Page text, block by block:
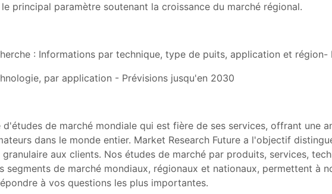
principal paramètre soutenant la croissance du marché régional.
: Informations par technique, type de puits, application et région-
par application - Prévisions jusqu'en 2030
d'études de marché mondiale qui est fière de ses services, offrant une
dans le monde entier. Market Research Future a l'objectif
aux clients. Nos études de marché par produits, services,
de marché mondiaux, régionaux et nationaux, permettent à
à vos questions les plus importantes.